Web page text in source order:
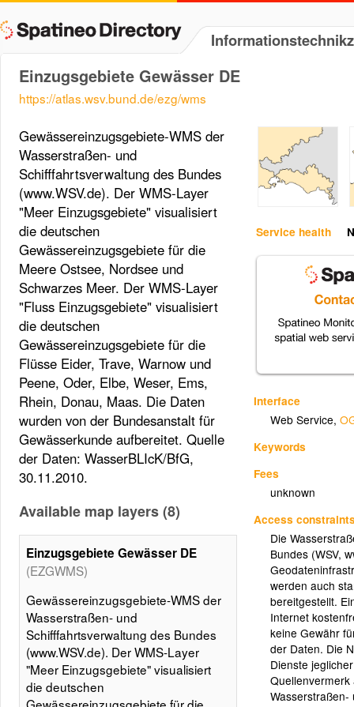
Einzugsgebiete Gewässer DE
https://atlas.wsv.bund.de/ezg/wms
Service health
Interface
Web Service,
Keywords
Fees
unknown
Access
Die
Bundes (WSV,
werden auch
bereitgestellt.
Internet
keine Gewähr
der Daten. Die
Dienste
Wasserstraßen-
Gewässereinzugsgebiete-WMS der
Wasserstraßen- und
Schifffahrtsverwaltung des Bundes
(www.WSV.de). Der WMS-Layer
"Meer Einzugsgebiete" visualisiert
die deutschen
Gewässereinzugsgebiete für die
Meere Ostsee, Nordsee und
Schwarzes Meer. Der WMS-Layer
"Fluss Einzugsgebiete" visualisiert
die deutschen
Gewässereinzugsgebiete für die
Flüsse Eider, Trave, Warnow und
Peene, Oder, Elbe, Weser, Ems,
Rhein, Donau, Maas. Die Daten
wurden von der Bundesanstalt für
Gewässerkunde aufbereitet. Quelle
der Daten: WasserBLIcK/BfG,
30.11.2010.
Available map layers (8)
Einzugsgebiete Gewässer DE
(EZGWMS)
Gewässereinzugsgebiete-WMS der
Wasserstraßen- und
Schifffahrtsverwaltung des Bundes
(www.WSV.de). Der WMS-Layer
"Meer Einzugsgebiete" visualisiert
die deutschen